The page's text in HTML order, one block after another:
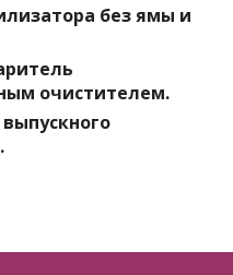
без ямы и
очистителем.